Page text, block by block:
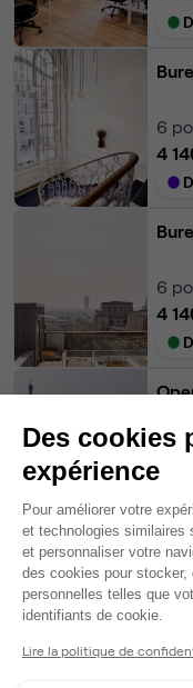
6
4
6
4
18
710
Voir tout
Des cookies
expérience
Plateforme
Pour améliorer votre
et technologies similaires
et personnaliser votre
des cookies pour stocker,
personnelles telles que
identifiants de cookie.
Lire la politique de